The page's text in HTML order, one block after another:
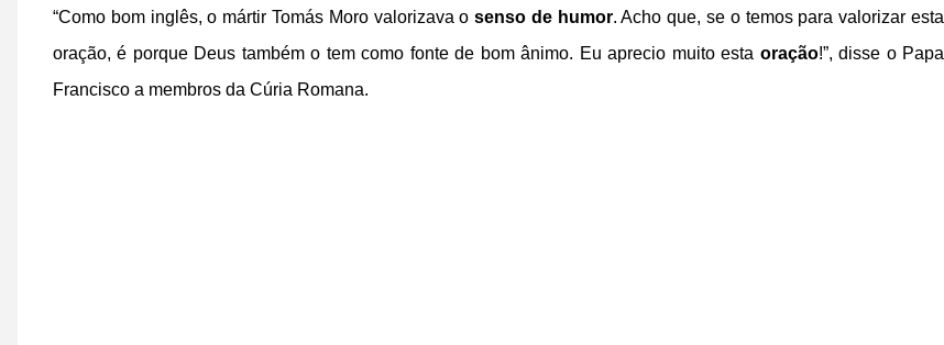
“Como bom inglês, o mártir Tomás Moro valorizava osenso de humor. Acho que, se o temos para valorizar esta
oração, é porque Deus também o tem como fonte de bom ânimo. Eu aprecio muito esta oração!”, disse o Papa
Francisco a membros da Cúria Romana.